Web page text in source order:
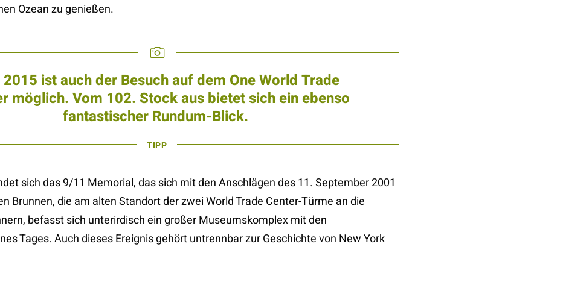
Ozean zu genießen.
ist auch der Besuch auf dem One World Trade
möglich. Vom 102. Stock aus bietet sich ein ebenso
fantastischer Rundum-Blick.
TIPP
sich das 9/11 Memorial, das sich mit den Anschlägen des 11. September 2001
Brunnen, die am alten Standort der zwei World Trade Center-Türme an die
befasst sich unterirdisch ein großer Museumskomplex mit den
Tages. Auch dieses Ereignis gehört untrennbar zur Geschichte von New York